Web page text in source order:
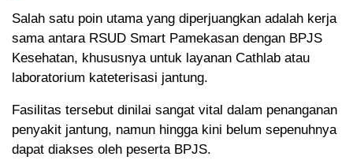
Salah satu poin utama yang diperjuangkan adalah kerja
sama antara RSUD Smart Pamekasan dengan BPJS
Kesehatan, khususnya untuk layanan Cathlab atau
laboratorium kateterisasi jantung.
Fasilitas tersebut dinilai sangat vital dalam penanganan
penyakit jantung, namun hingga kini belum sepenuhnya
dapat diakses oleh peserta BPJS.